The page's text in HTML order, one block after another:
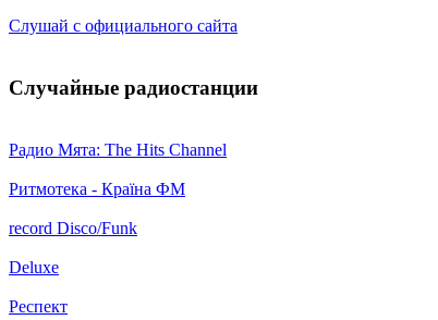
Слушай с официального сайта
Случайные радиостанции
Радио Мята: The Hits Channel
Ритмотека - Країна ФМ
record Disco/Funk
Deluxe
Респект